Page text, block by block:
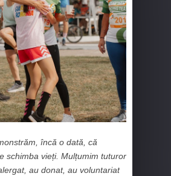
încă o dată, că
schimba vieți. Mulțumim tuturor
au donat, au voluntariat